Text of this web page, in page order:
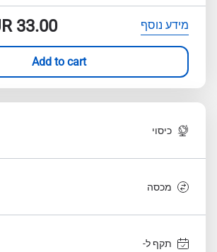
מידע נוסף 33.00
Add to cart
כיסוי
מכסה
תקף ל-